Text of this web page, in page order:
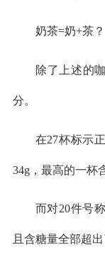
奶茶=奶+茶？
除了上述的
分。
在27杯标示
34g，最高的一杯
而对20件号
且含糖量全部超